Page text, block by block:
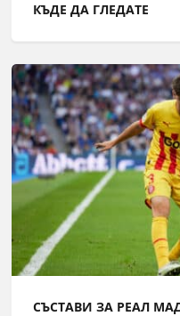
КЪДЕ ДА ГЛЕДАТЕ
СЪСТАВИ ЗА РЕАЛ